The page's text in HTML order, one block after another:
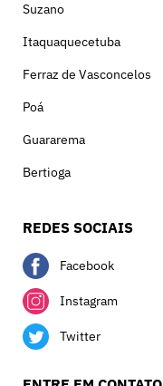
Suzano
Itaquaquecetuba
Ferraz de Vasconcelos
Poá
Guararema
Bertioga
REDES SOCIAIS
Facebook
Instagram
Twitter